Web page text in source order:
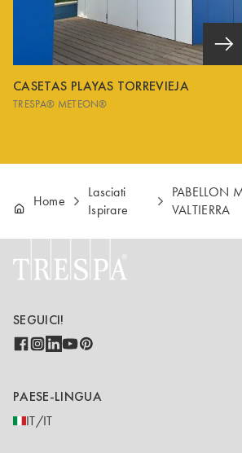
CASETAS PLAYAS TORREVIEJA
TRESPA® METEON®
Home
Lasciati
Ispirare
PABELLON
VALTIERRA
SEGUICI!
PAESE-LINGUA
IT/IT